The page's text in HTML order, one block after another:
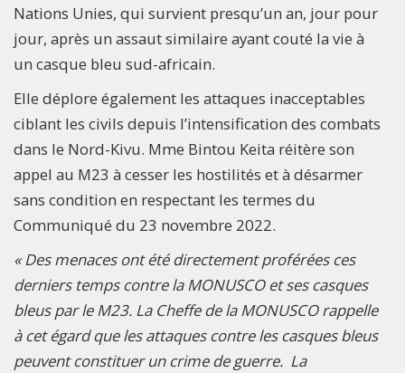
Nations Unies, qui survient presqu’un an, jour pour
jour, après un assaut similaire ayant couté la vie à
un casque bleu sud-africain.
Elle déplore également les attaques inacceptables
ciblant les civils depuis l’intensification des combats
dans le Nord-Kivu. Mme Bintou Keita réitère son
appel au M23 à cesser les hostilités et à désarmer
sans condition en respectant les termes du
Communiqué du 23 novembre 2022.
« Des menaces ont été directement proférées ces
derniers temps contre la MONUSCO et ses casques
bleus par le M23. La Cheffe de la MONUSCO rappelle
à cet égard que les attaques contre les casques bleus
peuvent constituer un crime de guerre. La